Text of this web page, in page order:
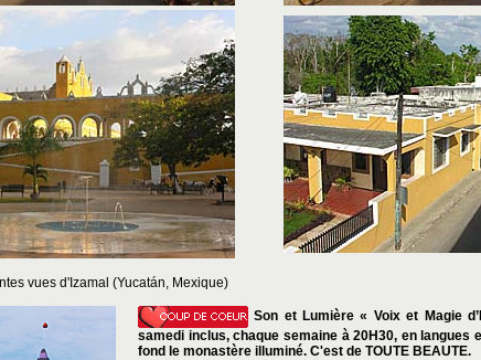
vues d'Izamal (Yucatán, Mexique)
Son et Lumière « Voix et Magie
samedi inclus, chaque semaine à 20H30, en langues
fond le monastère illuminé. C'est de TOUTE BEAUTE.